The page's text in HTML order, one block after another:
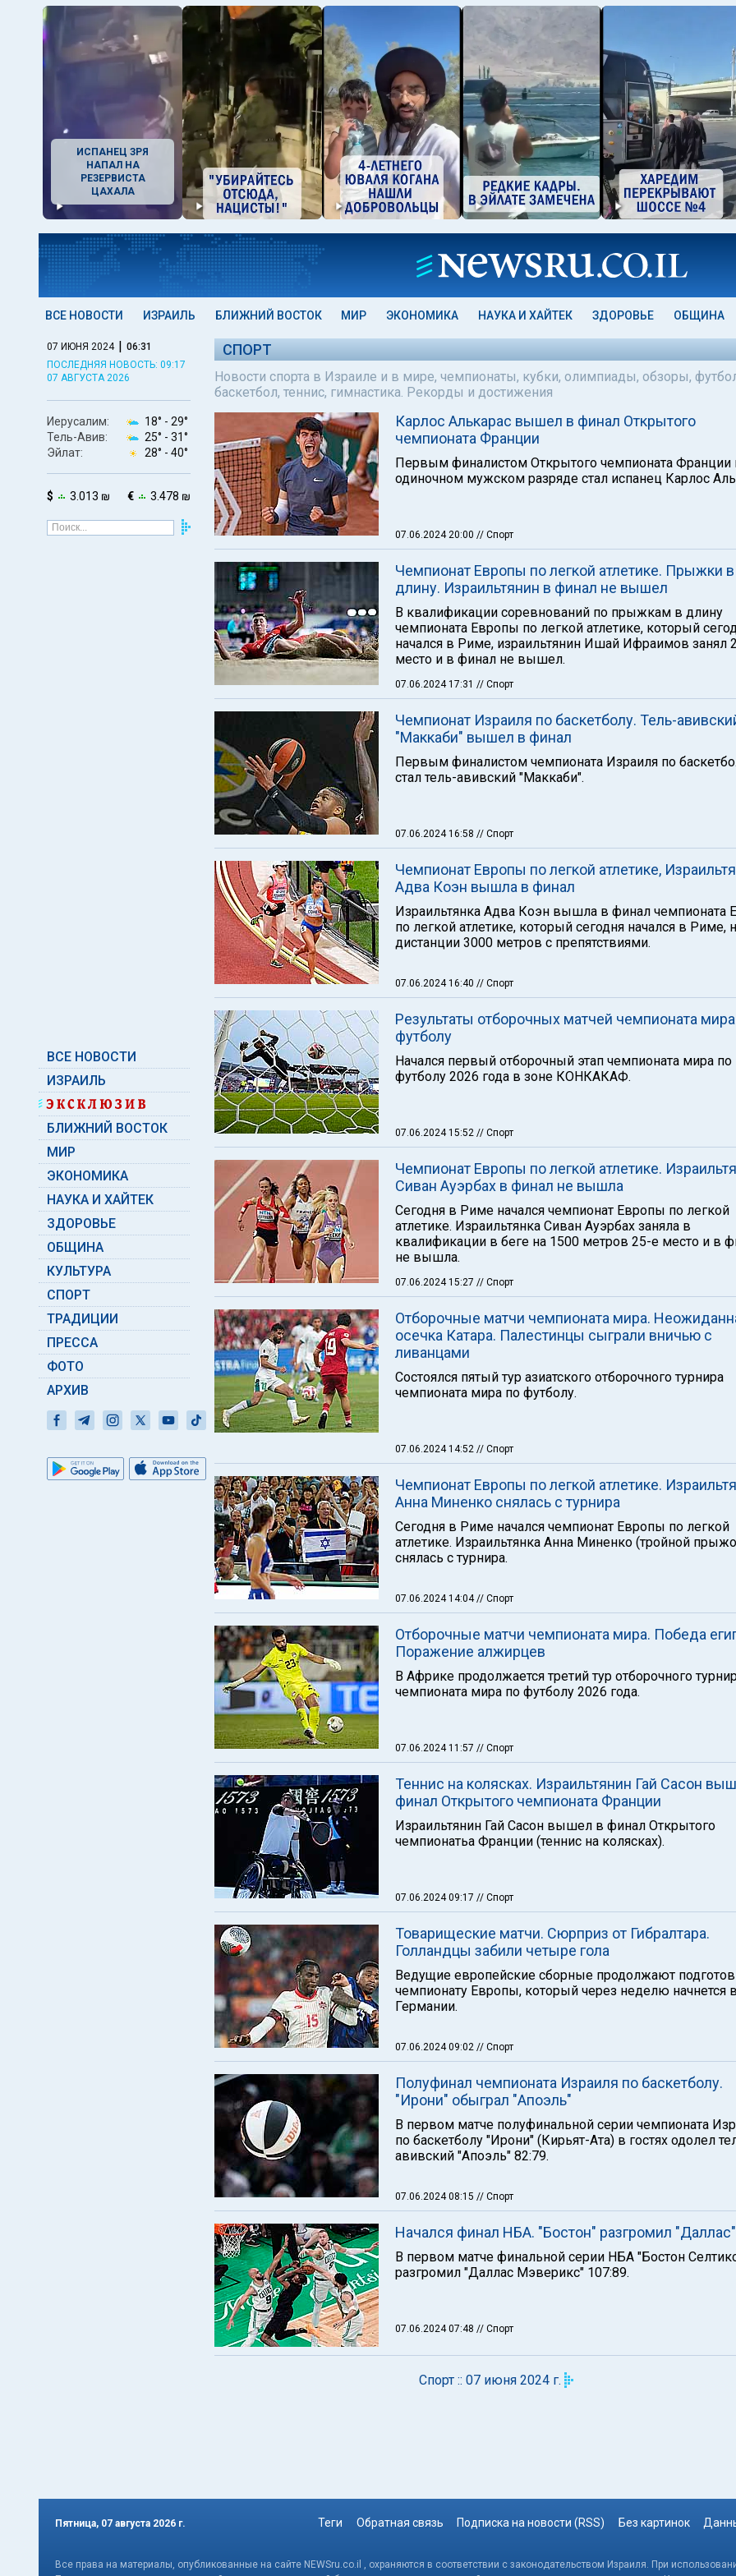
ИСПАНЕЦ ЗРЯ
НАПАЛ НА
РЕЗЕРВИСТА
ЦАХАЛА
ВСЕ НОВОСТИ ИЗРАИЛЬ БЛИЖНИЙ ВОСТОК МИР ЭКОНОМИКА НАУКА И ХАЙТЕК ЗДОРОВЬЕ ОБЩИНА
07 ИЮНЯ 2024 | 06:31
ПОСЛЕДНЯЯ НОВОСТЬ: 09:17
07 АВГУСТА 2026
Иерусалим: 18° - 29°
Тель-Авив:
25° - 31°
Эйлат:
28° - 40°
$ 3.013 ₪ € 3.478 ₪
ВСЕ НОВОСТИ
ИЗРАИЛЬ
БЛИЖНИЙ ВОСТОК
МИР
ЭКОНОМИКА
НАУКА И ХАЙТЕК
ЗДОРОВЬЕ
ОБЩИНА
КУЛЬТУРА
СПОРТ
ТРАДИЦИИ
ПРЕССА
ФОТО
АРХИВ
СПОРТ
Новости спорта в Израиле и в мире, чемпионаты, кубки, олимпиады, обзоры,
баскетбол, теннис, гимнастика. Рекорды и достижения
Карлос Алькарас вышел в финал Открытого
чемпионата Франции
Первым финалистом Открытого чемпионата Франции
одиночном мужском разряде стал испанец Карлос
07.06.2024 20:00 // Спорт
Чемпионат Европы по легкой атлетике. Прыжки в
длину. Израильтянин в финал не вышел
В квалификации соревнований по прыжкам в длину
чемпионата Европы по легкой атлетике, который
начался в Риме, израильтянин Ишай Ифраимов занял
место и в финал не вышел.
07.06.2024 17:31 // Спорт
Чемпионат Израиля по баскетболу. Тель-
"Маккаби" вышел в финал
Первым финалистом чемпионата Израиля по
стал тель-авивский "Маккаби".
07.06.2024 16:58 // Спорт
Чемпионат Европы по легкой атлетике,
Адва Коэн вышла в финал
Израильтянка Адва Коэн вышла в финал чемпионата
по легкой атлетике, который сегодня начался в Риме,
дистанции 3000 метров с препятствиями.
07.06.2024 16:40 // Спорт
Результаты отборочных матчей чемпионата
футболу
Начался первый отборочный этап чемпионата мира по
футболу 2026 года в зоне КОНКАКАФ.
07.06.2024 15:52 // Спорт
Чемпионат Европы по легкой атлетике.
Сиван Ауэрбах в финал не вышла
Сегодня в Риме начался чемпионат Европы по легкой
атлетике. Израильтянка Сиван Ауэрбах заняла в
квалификации в беге на 1500 метров 25-е место и в
не вышла.
07.06.2024 15:27 // Спорт
Отборочные матчи чемпионата мира.
осечка Катара. Палестинцы сыграли вничью с
ливанцами
Состоялся пятый тур азиатского отборочного турнира
чемпионата мира по футболу.
07.06.2024 14:52 // Спорт
Чемпионат Европы по легкой атлетике.
Анна Миненко снялась с турнира
Сегодня в Риме начался чемпионат Европы по легкой
атлетике. Израильтянка Анна Миненко (тройной
снялась с турнира.
07.06.2024 14:04// Спорт
Отборочные матчи чемпионата мира. Победа
Поражение алжирцев
В Африке продолжается третий тур отборочного
чемпионата мира по футболу 2026 года.
07.06.2024 11:57 // Спорт
Теннис на колясках. Израильтянин Гай Сасон
финал Открытого чемпионата Франции
Израильтянин Гай Сасон вышел в финал Открытого
чемпионатьа Франции (теннис на колясках).
07.06.2024 09:17 // Спорт
Товарищеские матчи. Сюрприз от Гибралтара.
Голландцы забили четыре гола
Ведущие европейские сборные продолжают
чемпионату Европы, который через неделю начнется в
Германии.
07.06.2024 09:02 // Спорт
Полуфинал чемпионата Израиля по баскетболу.
"Ирони" обыграл "Апоэль"
В первом матче полуфинальной серии чемпионата
по баскетболу "Ирони" (Кирьят-Ата) в гостях одолел
авивский "Апоэль" 82:79.
07.06.2024 08:15 // Спорт
Начался финал НБА. "Бостон" разгромил "Даллас"
В первом матче финальной серии НБА "Бостон
разгромил "Даллас Мэверикс" 107:89.
07.06.2024 07:48 // Спорт
Спорт :: 07 июня 2024 г.
Пятница, 07 августа 2026 г. Теги Обратная связь Подписка на новости (RSS) Без картинок
Все права на материалы, опубликованные на сайте NEWSru.co.il , охраняются в соответствии с законодательством Израиля. При